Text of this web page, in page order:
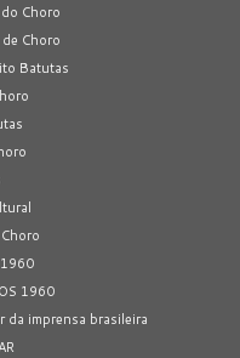
Choro
Choro
Batutas
1960
da imprensa brasileira